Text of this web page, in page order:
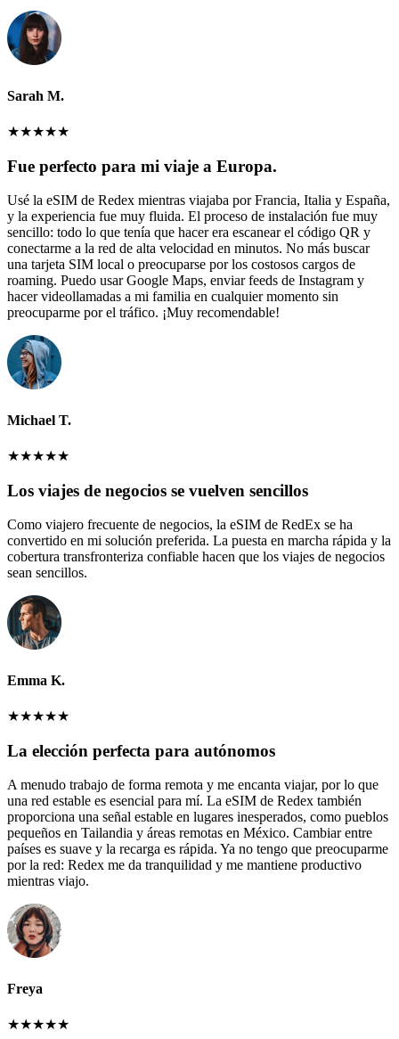
Sarah M.
★★★★★
Fue perfecto para mi viaje a Europa.
Usé la eSIM de Redex mientras viajaba por Francia, Italia y España,
y la experiencia fue muy fluida. El proceso de instalación fue muy
sencillo: todo lo que tenía que hacer era escanear el código QR y
conectarme a la red de alta velocidad en minutos. No más buscar
una tarjeta SIM local o preocuparse por los costosos cargos de
roaming. Puedo usar Google Maps, enviar feeds de Instagram y
hacer videollamadas a mi familia en cualquier momento sin
preocuparme por el tráfico. ¡Muy recomendable!
Michael T.
★★★★★
Los viajes de negocios se vuelven sencillos
Como viajero frecuente de negocios, la eSIM de RedEx se ha
convertido en mi solución preferida. La puesta en marcha rápida y la
cobertura transfronteriza confiable hacen que los viajes de negocios
sean sencillos.
Emma K.
★★★★★
La elección perfecta para autónomos
A menudo trabajo de forma remota y me encanta viajar, por lo que
una red estable es esencial para mí. La eSIM de Redex también
proporciona una señal estable en lugares inesperados, como pueblos
pequeños en Tailandia y áreas remotas en México. Cambiar entre
países es suave y la recarga es rápida. Ya no tengo que preocuparme
por la red: Redex me da tranquilidad y me mantiene productivo
mientras viajo.
Freya
★★★★★